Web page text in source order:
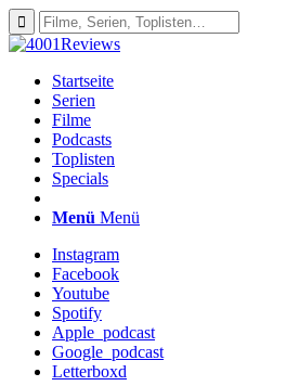
Startseite
Serien
Filme
Podcasts
Toplisten
Specials
Menü Menü
Instagram
Facebook
Youtube
Spotify
Apple_podcast
Google_podcast
Letterboxd